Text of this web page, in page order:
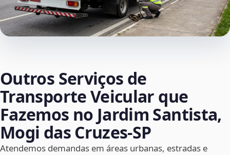
Outros Serviços de
Transporte Veicular que
Fazemos no Jardim Santista,
Mogi das Cruzes‑SP
Atendemos demandas em áreas urbanas, estradas e